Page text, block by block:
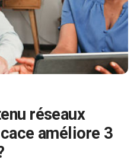
réseaux
améliore 3